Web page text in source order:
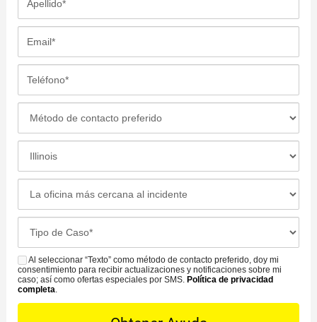
r
*
e
l
d
*
a
ll
f
n
*
t
d
d
C
o
n
t
c
c
ó
n
d
e
o
i
c
i
n
s
e
D
e
S
M
S
Al seleccionar “Texto” como método de contacto preferido, doy mi
consentimiento para recibir actualizaciones y notificaciones sobre mi
caso; así como ofertas especiales por SMS. Política de privacidad
completa.